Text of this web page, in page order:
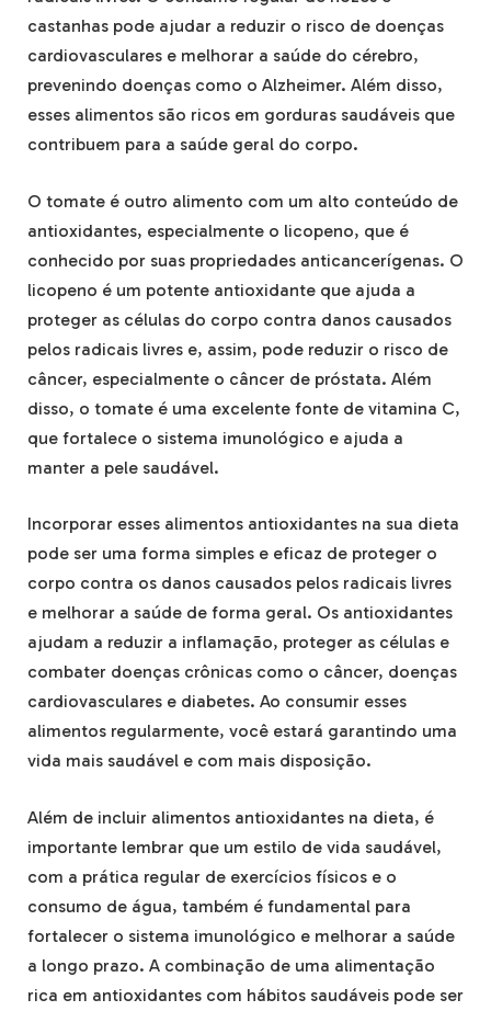
castanhas pode ajudar a reduzir o risco de doenças
cardiovasculares e melhorar a saúde do cérebro,
prevenindo doenças como o Alzheimer. Além disso,
esses alimentos são ricos em gorduras saudáveis que
contribuem para a saúde geral do corpo.
O tomate é outro alimento com um alto conteúdo de
antioxidantes, especialmente o licopeno, que é
conhecido por suas propriedades anticancerígenas. O
licopeno é um potente antioxidante que ajuda a
proteger as células do corpo contra danos causados
pelos radicais livres e, assim, pode reduzir o risco de
câncer, especialmente o câncer de próstata. Além
disso, o tomate é uma excelente fonte de vitamina C,
que fortalece o sistema imunológico e ajuda a
manter a pele saudável.
Incorporar esses alimentos antioxidantes na sua dieta
pode ser uma forma simples e eficaz de proteger o
corpo contra os danos causados pelos radicais livres
e melhorar a saúde de forma geral. Os antioxidantes
ajudam a reduzir a inflamação, proteger as células e
combater doenças crônicas como o câncer, doenças
cardiovasculares e diabetes. Ao consumir esses
alimentos regularmente, você estará garantindo uma
vida mais saudável e com mais disposição.
Além de incluir alimentos antioxidantes na dieta, é
importante lembrar que um estilo de vida saudável,
com a prática regular de exercícios físicos e o
consumo de água, também é fundamental para
fortalecer o sistema imunológico e melhorar a saúde
a longo prazo. A combinação de uma alimentação
rica em antioxidantes com hábitos saudáveis pode ser